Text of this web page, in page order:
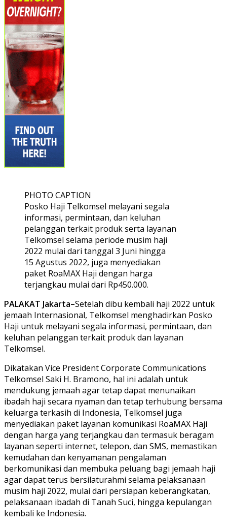
PHOTO CAPTION
Posko Haji Telkomsel melayani segala
informasi, permintaan, dan keluhan
pelanggan terkait produk serta layanan
Telkomsel selama periode musim haji
2022 mulai dari tanggal 3 Juni hingga
15 Agustus 2022, juga menyediakan
paket RoaMAX Haji dengan harga
terjangkau mulai dari Rp450.000.
PALAKAT Jakarta–Setelah dibu kembali haji 2022 untuk
jemaah Internasional, Telkomsel menghadirkan Posko
Haji untuk melayani segala informasi, permintaan, dan
keluhan pelanggan terkait produk dan layanan
Telkomsel.
Dikatakan Vice President Corporate Communications
Telkomsel Saki H. Bramono, hal ini adalah untuk
mendukung jemaah agar tetap dapat menunaikan
ibadah haji secara nyaman dan tetap terhubung bersama
keluarga terkasih di Indonesia, Telkomsel juga
menyediakan paket layanan komunikasi RoaMAX Haji
dengan harga yang terjangkau dan termasuk beragam
layanan seperti internet, telepon, dan SMS, memastikan
kemudahan dan kenyamanan pengalaman
berkomunikasi dan membuka peluang bagi jemaah haji
agar dapat terus bersilaturahmi selama pelaksanaan
musim haji 2022, mulai dari persiapan keberangkatan,
pelaksanaan ibadah di Tanah Suci, hingga kepulangan
kembali ke Indonesia.